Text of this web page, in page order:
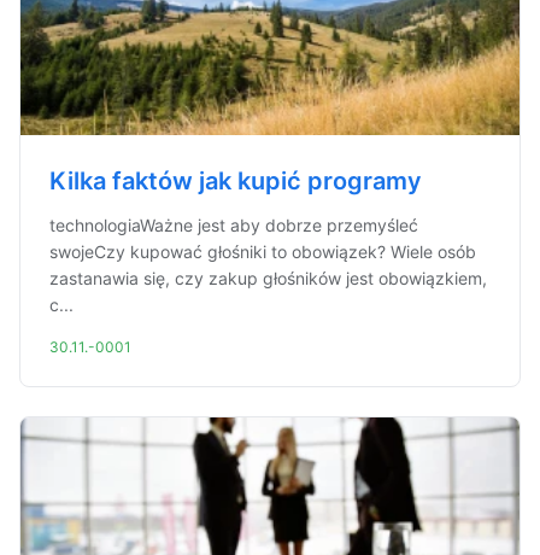
Kilka faktów jak kupić programy
technologiaWażne jest aby dobrze przemyśleć
swojeCzy kupować głośniki to obowiązek? Wiele osób
zastanawia się, czy zakup głośników jest obowiązkiem,
c...
30.11.-0001